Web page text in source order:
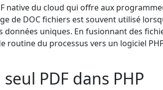
native du cloud qui offre aux
de DOC fichiers est souvent utilisé
uniques. En fusionnant des
routine du processus vers un logiciel
PDF dans PHP